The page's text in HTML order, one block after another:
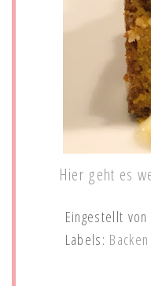
Hier geht es
Eingestellt von
Labels: